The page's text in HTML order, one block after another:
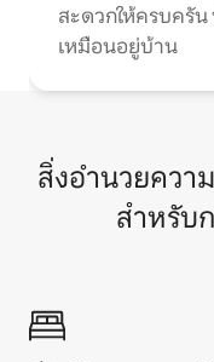
สะดวกให้ครบครั
เหมือนอยู่บ้าน
สิ่งอำนวยควา
สำหรับ